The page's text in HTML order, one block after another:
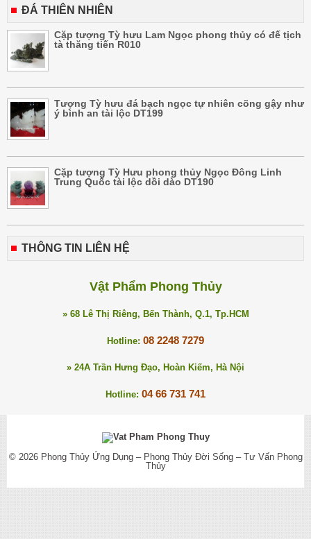
ĐÁ THIÊN NHIÊN
Cặp tượng Tỳ hưu Lam Ngọc phong thủy có đế tịch
tà thăng tiến R010
Tượng Tỳ hưu đá bạch ngọc tự nhiên cõng gậy như
ý bình an tài lộc DT199
Cặp tượng Tỳ Hưu phong thủy Ngọc Đông Linh
Trung Quốc tài lộc dồi dào DT190
THÔNG TIN LIÊN HỆ
Vật Phẩm Phong Thủy
» 68 Lê Thị Riêng, Bến Thành, Q.1, Tp.HCM
Hotline: 08 2248 7279
» 24A Trần Hưng Đạo, Hoàn Kiếm, Hà Nội
Hotline: 04 66 731 741
© 2026 Phong Thủy Ứng Dụng – Phong Thủy Đời Sống – Tư Vấn Phong
Thủy